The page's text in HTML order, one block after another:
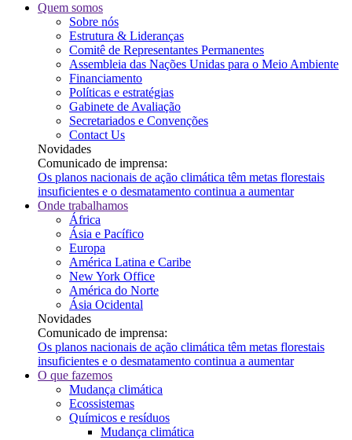
Quem somos
Sobre nós
Estrutura & Lideranças
Comitê de Representantes Permanentes
Assembleia das Nações Unidas para o Meio Ambiente
Financiamento
Políticas e estratégias
Gabinete de Avaliação
Secretariados e Convenções
Contact Us
Novidades
Comunicado de imprensa:
Os planos nacionais de ação climática têm metas florestais
insuficientes e o desmatamento continua a aumentar
Onde trabalhamos
África
Ásia e Pacífico
Europa
América Latina e Caribe
New York Office
América do Norte
Ásia Ocidental
Novidades
Comunicado de imprensa:
Os planos nacionais de ação climática têm metas florestais
insuficientes e o desmatamento continua a aumentar
O que fazemos
Mudança climática
Ecossistemas
Químicos e resíduos
Mudança climática